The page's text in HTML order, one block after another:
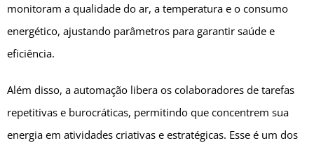
monitoram a qualidade do ar, a temperatura e o consumo
energético, ajustando parâmetros para garantir saúde e
eficiência.
Além disso, a automação libera os colaboradores de tarefas
repetitivas e burocráticas, permitindo que concentrem sua
energia em atividades criativas e estratégicas. Esse é um dos